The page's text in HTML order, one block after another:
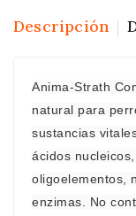
Descripción
Anima-Strath
natural para
sustancias
ácidos
oligoelementos,
enzimas. No